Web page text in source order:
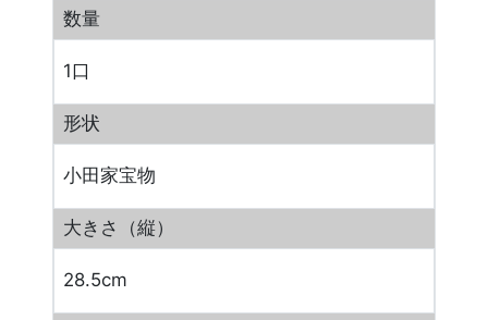
数量
1口
形状
小田家宝物
大きさ（縦）
28.5cm